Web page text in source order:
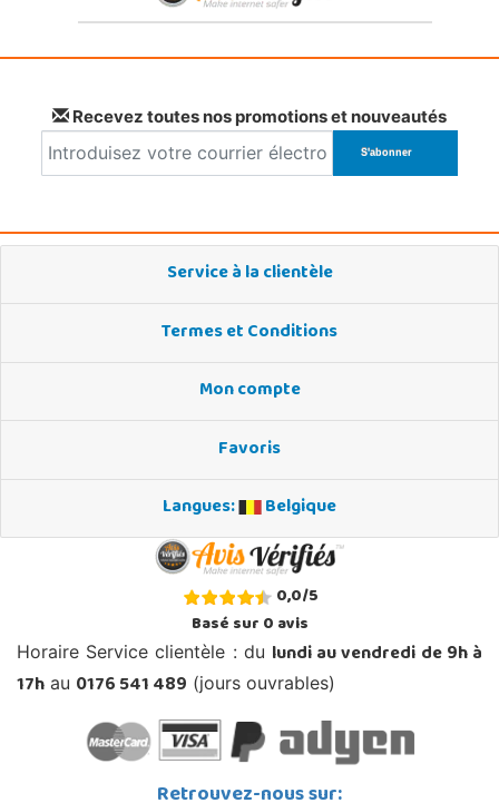
Recevez toutes nos promotions et nouveautés
Service à la clientèle
Termes et Conditions
Mon compte
Favoris
Langues:
Belgique
0,0/5
Basé sur0avis
Horaire Service clientèle : du lundi au vendredi de 9h à
17h au 0176 541 489 (jours ouvrables)